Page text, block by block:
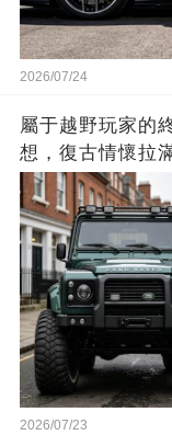
2026/07/24
屬于越野玩家的
想，復古情懷拉
2026/07/23